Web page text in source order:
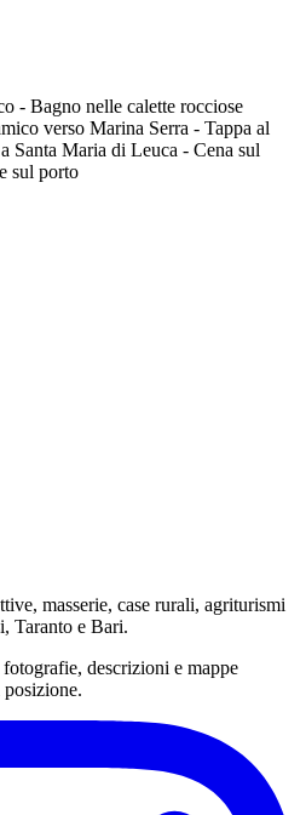
- Bagno nelle calette rocciose
verso Marina Serra - Tappa al
Santa Maria di Leuca - Cena sul
sul porto
masserie, case rurali, agriturismi
Taranto e Bari.
descrizioni e mappe